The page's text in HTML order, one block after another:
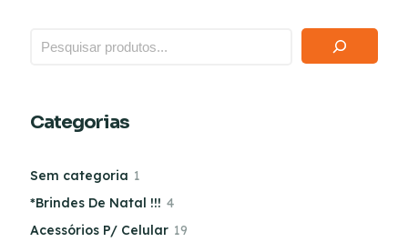
Categorias
Sem categoria 1
*Brindes De Natal !!! 4
Acessórios P/ Celular 19